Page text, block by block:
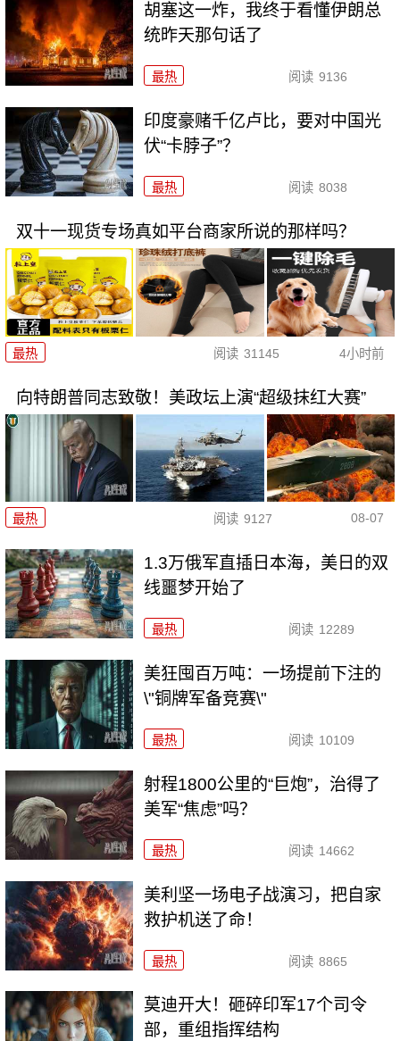
胡塞这一炸，我终于看懂伊朗总
统昨天那句话了
最热 阅读 9136
印度豪赌千亿卢比，要对中国光
伏“卡脖子”？
最热 阅读 8038
双十一现货专场真如平台商家所说的那样吗？
最热 阅读 31145 4小时前
向特朗普同志致敬！美政坛上演“超级抹红大赛”
最热 阅读 9127 08-07
1.3万俄军直插日本海，美日的双
线噩梦开始了
最热 阅读 12289
美狂囤百万吨：一场提前下注的
\"铜牌军备竞赛\"
最热 阅读 10109
射程1800公里的“巨炮”，治得了
美军“焦虑”吗？
最热 阅读 14662
美利坚一场电子战演习，把自家
救护机送了命！
最热 阅读 8865
莫迪开大！砸碎印军17个司令
部，重组指挥结构